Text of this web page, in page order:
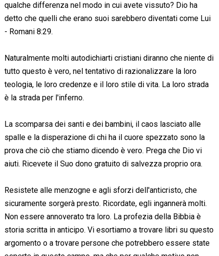
qualche differenza nel modo in cui avete vissuto? Dio ha
detto che quelli che erano suoi sarebbero diventati come Lui
- Romani 8:29.
Naturalmente molti autodichiarti cristiani diranno che niente di
tutto questo è vero, nel tentativo di razionalizzare la loro
teologia, le loro credenze e il loro stile di vita. La loro strada
è la strada per l'inferno.
La scomparsa dei santi e dei bambini, il caos lasciato alle
spalle e la disperazione di chi ha il cuore spezzato sono la
prova che ciò che stiamo dicendo è vero. Prega che Dio vi
aiuti. Ricevete il Suo dono gratuito di salvezza proprio ora.
Resistete alle menzogne e agli sforzi dell'anticristo, che
sicuramente sorgerà presto. Ricordate, egli ingannerà molti.
Non essere annoverato tra loro. La profezia della Bibbia è
storia scritta in anticipo. Vi esortiamo a trovare libri su questo
argomento o a trovare persone che potrebbero essere state